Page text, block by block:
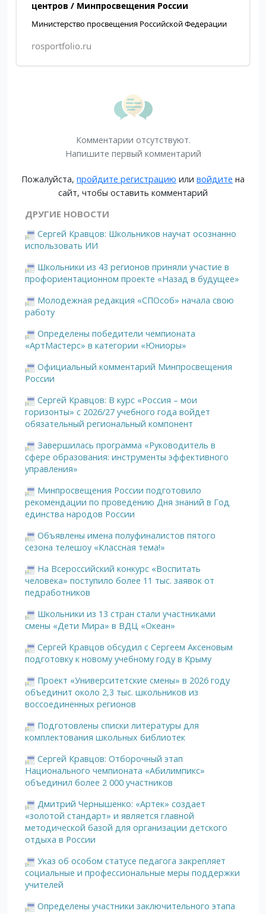
центров / Минпросвещения России
Министерство просвещения Российской Федерации
rosportfolio.ru
Комментарии отсутствуют.
Напишите первый комментарий
Пожалуйста, пройдите регистрацию или войдите на
сайт, чтобы оставить комментарий
ДРУГИЕ НОВОСТИ
Сергей Кравцов: Школьников научат осознанно
использовать ИИ
Школьники из 43 регионов приняли участие в
профориентационном проекте «Назад в будущее»
Молодежная редакция «СПОсоб» начала свою
работу
Определены победители чемпионата
«АртМастерс» в категории «Юниоры»
Официальный комментарий Минпросвещения
России
Сергей Кравцов: В курс «Россия – мои
горизонты» с 2026/27 учебного года войдет
обязательный региональный компонент
Завершилась программа «Руководитель в
сфере образования: инструменты эффективного
управления»
Минпросвещения России подготовило
рекомендации по проведению Дня знаний в Год
единства народов России
Объявлены имена полуфиналистов пятого
сезона телешоу «Классная тема!»
На Всероссийский конкурс «Воспитать
человека» поступило более 11 тыс. заявок от
педработников
Школьники из 13 стран стали участниками
смены «Дети Мира» в ВДЦ «Океан»
Сергей Кравцов обсудил с Сергеем Аксеновым
подготовку к новому учебному году в Крыму
Проект «Университетские смены» в 2026 году
объединит около 2,3 тыс. школьников из
воссоединенных регионов
Подготовлены списки литературы для
комплектования школьных библиотек
Сергей Кравцов: Отборочный этап
Национального чемпионата «Абилимпикс»
объединил более 2 000 участников
Дмитрий Чернышенко: «Артек» создает
«золотой стандарт» и является главной
методической базой для организации детского
отдыха в России
Указ об особом статусе педагога закрепляет
социальные и профессиональные меры поддержки
учителей
Определены участники заключительного этапа